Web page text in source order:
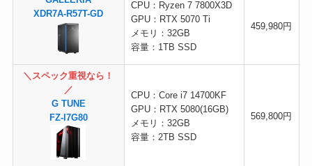
XDR7A-R57T-GD
CPU：Ryzen 7 7800X3D
GPU：RTX 5070 Ti
メモリ：32GB
容量：1TB SSD
459,980円
＼スペック重視なら！
／
G TUNE
FZ-I7G80
CPU：Core i7 14700KF
GPU：RTX 5080(16GB)
メモリ：32GB
容量：2TB SSD
569,800円